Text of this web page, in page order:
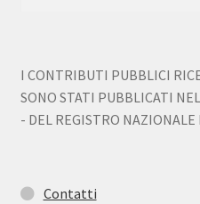
I CONTRIBUTI PUBBLICI
SONO STATI PUBBLICATI
- DEL REGISTRO
Contatti